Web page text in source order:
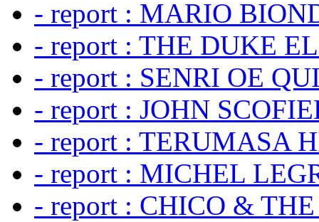
- report : MARIO
- report : THE DUKE
- report : SENRI OE
- report : JOHN
- report : TERUMASA
- report : MICHEL
- report : CHICO &